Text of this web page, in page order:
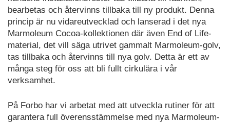
bearbetas och återvinns tillbaka till ny produkt. Denna
princip är nu vidareutvecklad och lanserad i det nya
Marmoleum Cocoa-kollektionen där även End of Life-
material, det vill säga utrivet gammalt Marmoleum-golv,
tas tillbaka och återvinns till nya golv. Detta är ett av
många steg för oss att bli fullt cirkulära i vår
verksamhet.
På Forbo har vi arbetat med att utveckla rutiner för att
garantera full överensstämmelse med nya Marmoleum-